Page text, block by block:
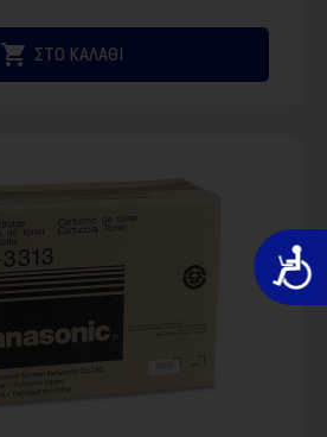
 ΣΤΟ ΚΑΛΑΘΙ